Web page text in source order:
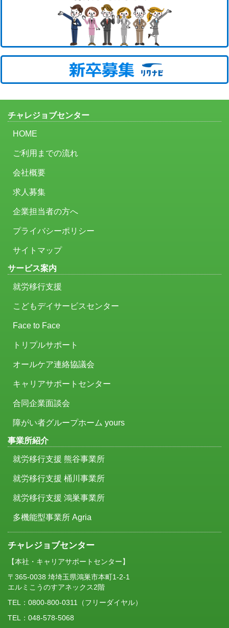
チャレジョブセンター
HOME
ご利用までの流れ
会社概要
求人募集
企業担当者の方へ
プライバシーポリシー
サイトマップ
サービス案内
就労移行支援
こどもデイサービスセンター
Face to Face
トリプルサポート
オールケア連絡協議会
キャリアサポートセンター
合同企業面談会
障がい者グループホーム yours
事業所紹介
就労移行支援 熊谷事業所
就労移行支援 桶川事業所
就労移行支援 鴻巣事業所
多機能型事業所 Agria
チャレジョブセンター
【本社・キャリアサポートセンター】
〒365-0038 埼埼玉県鴻巣市本町1-2-1
エルミこうのすアネックス2階
TEL： 0800-800-0311
（フリーダイヤル）
TEL：048-578-5068